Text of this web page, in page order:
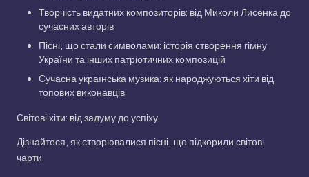
Творчість видатних композиторів: від Миколи Лисенка до
сучасних авторів
Пісні, що стали символами: історія створення гімну
України та інших патріотичних композицій
Сучасна українська музика: як народжуються хіти від
топових виконавців
Світові хіти: від задуму до успіху
Дізнайтеся, як створювалися пісні, що підкорили світові
чарти: